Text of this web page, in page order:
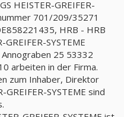
HEISTER-GREIFER-
701/209/35271
HRB - HRB
SYSTEME
25 53332
arbeiten in der Firma.
zum Inhaber, Direktor
SYSTEME sind